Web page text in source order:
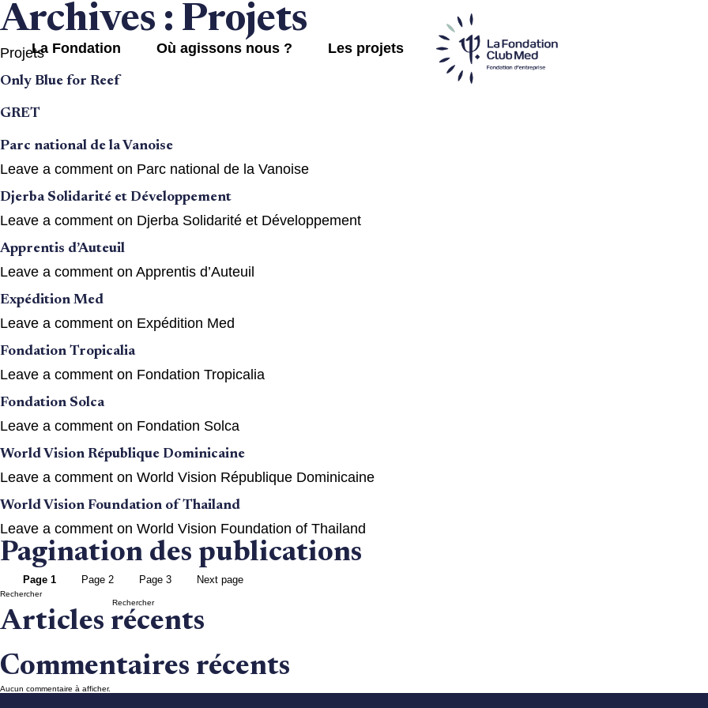
La Fondation Où agissons nous ? Les projets
Archives : Projets
Projets
Only Blue for Reef
GRET
Parc national de la Vanoise
Leave a comment on Parc national de la Vanoise
Djerba Solidarité et Développement
Leave a comment on Djerba Solidarité et Développement
Apprentis d’Auteuil
Leave a comment on Apprentis d’Auteuil
Expédition Med
Leave a comment on Expédition Med
Fondation Tropicalia
Leave a comment on Fondation Tropicalia
Fondation Solca
Leave a comment on Fondation Solca
World Vision République Dominicaine
Leave a comment on World Vision République Dominicaine
World Vision Foundation of Thailand
Leave a comment on World Vision Foundation of Thailand
Pagination des publications
Page 1 Page 2 Page 3 Next page
Rechercher
Rechercher
Articles récents
Commentaires récents
Aucun commentaire à afficher.